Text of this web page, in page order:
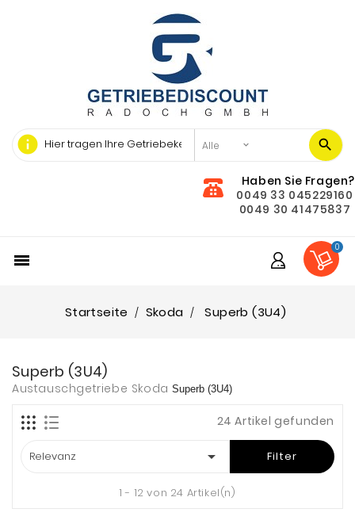
info
Haben Sie Fragen?
0049 33 045229160
0049 30 41475837

0
Startseite Skoda Superb (3U4)
Superb (3U4)
Austauschgetriebe SkodaSuperb (3U4)
24 Artikel gefunden
Relevanz  Filter
1 - 12 von 24 Artikel(n)